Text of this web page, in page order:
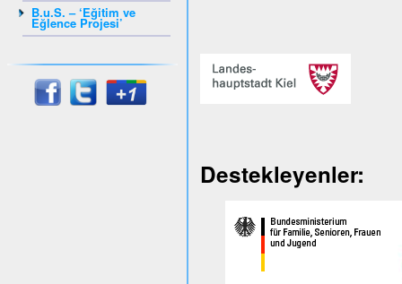
B.u.S. – ‘Eğitim ve
Eğlence Projesi’
Destekleyenler: